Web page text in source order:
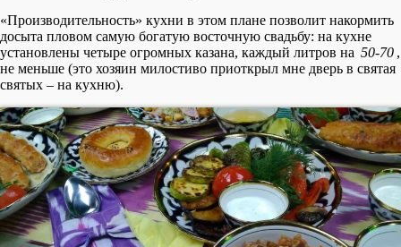
«Производительность» кухни в этом плане позволит накормить
досыта пловом самую богатую восточную свадьбу: на кухне
установлены четыре огромных казана, каждый литров на 50-70 ,
не меньше (это хозяин милостиво приоткрыл мне дверь в святая
святых – на кухню).